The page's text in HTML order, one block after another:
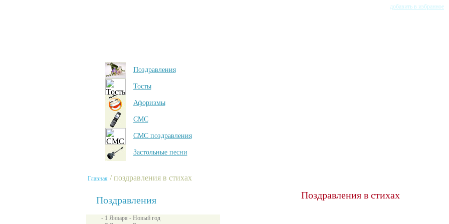
добавить в избранное
Поздравления
Тосты
Афоризмы
СМС
СМС поздравления
Застольные песни
Главная / поздравления в стихах
Поздравления
- 1 Января - Новый год
Поздравления в стихах